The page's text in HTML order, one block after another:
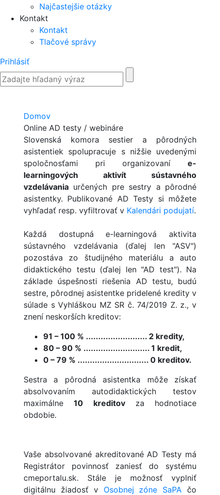
Najčastejšie otázky
Kontakt
Kontakt
Tlačové správy
Prihlásiť
Domov
Online AD testy / webináre
Slovenská komora sestier a pôrodných
asistentiek spolupracuje s nižšie uvedenými
spoločnosťami pri organizovaní e-
learningových aktivít sústavného
vzdelávania určených pre sestry a pôrodné
asistentky. Publikované AD Testy si môžete
vyhľadať resp. vyfiltrovať v Kalendári podujatí.
Každá dostupná e-learningová aktivita
sústavného vzdelávania (ďalej len "ASV")
pozostáva zo študijného materiálu a auto
didaktického testu (ďalej len "AD test"). Na
základe úspešnosti riešenia AD testu, budú
sestre, pôrodnej asistentke pridelené kredity v
súlade s Vyhláškou MZ SR č. 74/2019 Z. z., v
znení neskorších kreditov:
91 – 100 % ......................... 2 kredity,
80 – 90 % ........................... 1 kredit,
0 – 79 % ............................. 0 kreditov.
Sestra a pôrodná asistentka môže získať
absolvovaním autodidaktických testov
maximálne10 kreditovza hodnotiace
obdobie.
Vaše absolvované akreditované AD Testy má
Registrátor povinnosť zaniesť do systému
cmeportalu.sk. Stále je možnosť vyplniť
digitálnu žiadosť v Osobnej zóne SaPA čo